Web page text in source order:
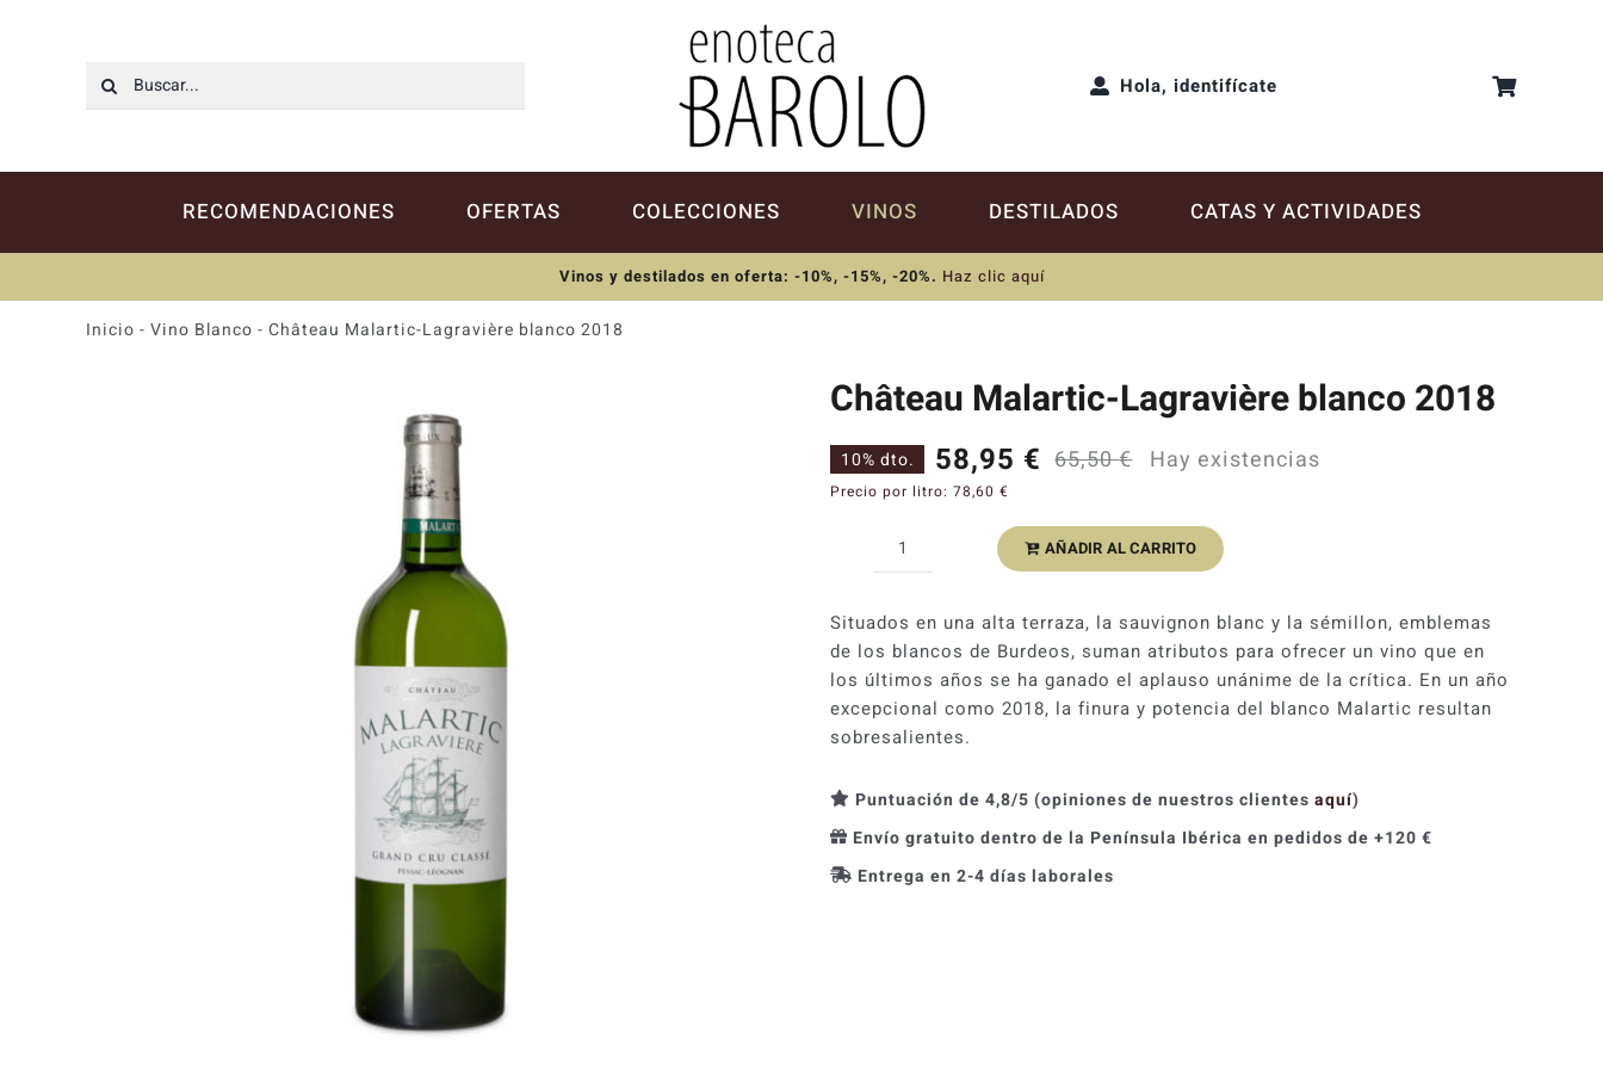
Buscar: Hola, identifícate
RECOMENDACIONES OFERTAS COLECCIONES VINOS DESTILADOS CATAS Y ACTIVIDADES
Vinos y destilados en oferta: -10%, -15%, -20%. Haz clic aquí
Inicio - Vino Blanco - Château Malartic-Lagravière blanco 2018
Château Malartic-Lagravière blanco 2018
65,50€ El
precio
original
65,50 €.
58,95 €
El
precio
actual
58,95 €.
10% dto. Hay existencias
Precio por litro: 78,60 €
Château
Lagravière
blanco
2018
cantidad
AÑADIR AL CARRITO
Situados en una alta terraza, la sauvignon blanc y la sémillon, emblemas
de los blancos de Burdeos, suman atributos para ofrecer un vino que en
los últimos años se ha ganado el aplauso unánime de la crítica. En un año
excepcional como 2018, la finura y potencia del blanco Malartic resultan
sobresalientes.
Puntuación de 4,8/5 (opiniones de nuestros clientes aquí)
Envío gratuito dentro de la Península Ibérica en pedidos de +120 €
Entrega en 2-4 días laborales